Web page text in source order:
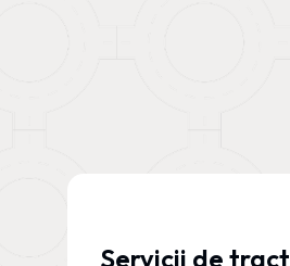
Servicii de